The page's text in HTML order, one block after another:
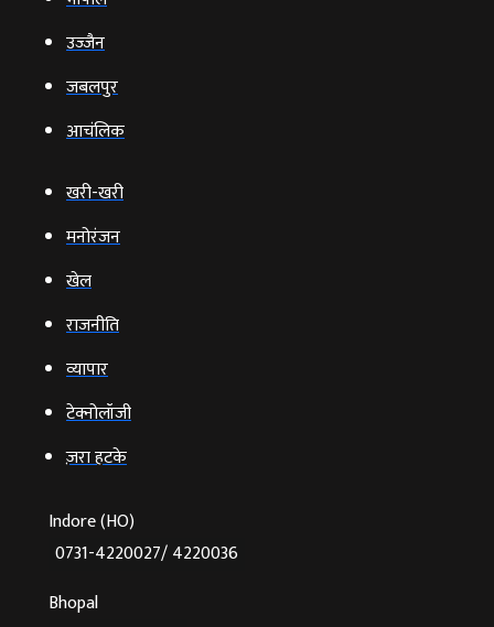
उज्‍जैन
जबलपुर
आचंलिक
खरी-खरी
मनोरंजन
खेल
राजनीति
व्‍यापार
टेक्‍नोलॉजी
ज़रा हटके
Indore (HO)
0731-4220027/ 4220036
Bhopal